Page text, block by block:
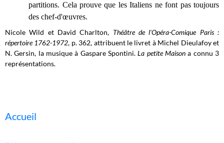
partitions. Cela prouve que les Italiens ne font pas toujours
des chef-d'œuvres.
Nicole Wild et David Charlton, Théâtre de l'Opéra-Comique Paris :
répertoire 1762-1972, p. 362, attribuent le livret à Michel Dieulafoy et
N. Gersin, la musique à Gaspare Spontini.La petite Maison a connu 3
représentations.
Accueil